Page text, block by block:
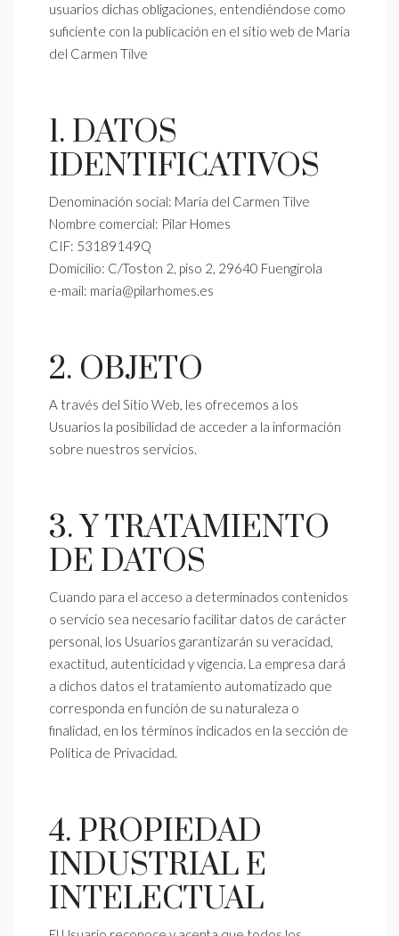
usuarios dichas obligaciones, entendiéndose como
suficiente con la publicación en el sitio web de Maria
del Carmen Tilve
1. DATOS
IDENTIFICATIVOS
Denominación social: Maria del Carmen Tilve
Nombre comercial: Pilar Homes
CIF: 53189149Q
Domicilio: C/Toston 2, piso 2, 29640 Fuengirola
e-mail: maria@pilarhomes.es
2. OBJETO
A través del Sitio Web, les ofrecemos a los
Usuarios la posibilidad de acceder a la información
sobre nuestros servicios.
3. Y TRATAMIENTO
DE DATOS
Cuando para el acceso a determinados contenidos
o servicio sea necesario facilitar datos de carácter
personal, los Usuarios garantizarán su veracidad,
exactitud, autenticidad y vigencia. La empresa dará
a dichos datos el tratamiento automatizado que
corresponda en función de su naturaleza o
finalidad, en los términos indicados en la sección de
Política de Privacidad.
4. PROPIEDAD
INDUSTRIAL E
INTELECTUAL